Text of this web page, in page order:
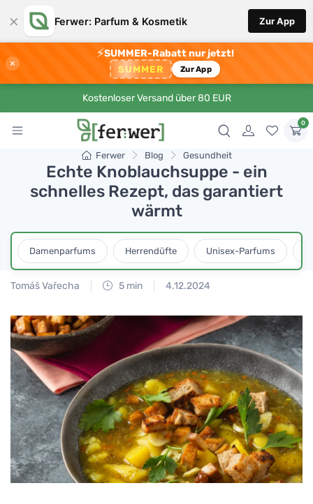
× Ferwer: Parfum & Kosmetik Zur App
×
⚡SUMMER-Rabatt nur jetzt!
SUMMER Zur App
Kostenloser Versand über 80 EUR
0
Ferwer Blog Gesundheit
Echte Knoblauchsuppe - ein
schnelles Rezept, das garantiert
wärmt
Damenparfums Herrendüfte Unisex-Parfums
Tomáš Vařecha 5 min 4.12.2024